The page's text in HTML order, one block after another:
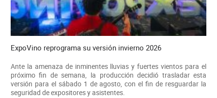
ExpoVino reprograma su versión invierno 2026
Ante la amenaza de inminentes lluvias y fuertes vientos para el
próximo fin de semana, la producción decidió trasladar esta
versión para el sábado 1 de agosto, con el fin de resguardar la
seguridad de expositores y asistentes.